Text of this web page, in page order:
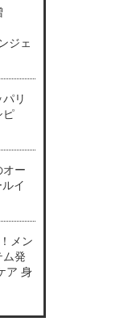
ジェ
リ
ピ
オー
イ
メン
ム発
ア 身